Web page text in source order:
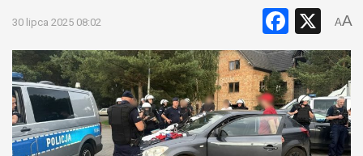
30 lipca 2025 08:02 X
AA